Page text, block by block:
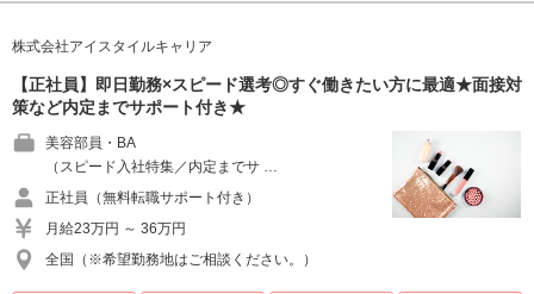
株式会社アイスタイルキャリア
【正社員】即日勤務×スピード選考◎すぐ働きたい方に最適★面接対
策など内定までサポート付き★
美容部員・BA
（スピード入社特集／内定までサ …
正社員（無料転職サポート付き）
月給23万円 ～ 36万円
全国（※希望勤務地はご相談ください。）